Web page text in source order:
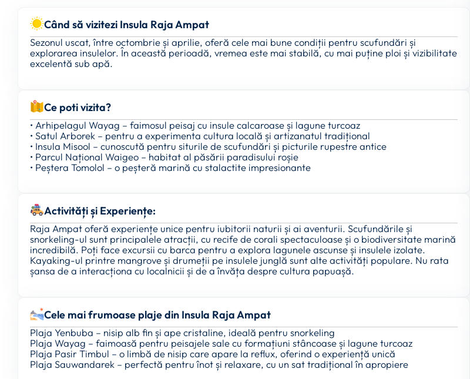
Când să vizitezi Insula Raja Ampat
Sezonul uscat, între octombrie și aprilie, oferă cele mai bune condiții pentru scufundări și
explorarea insulelor. În această perioadă, vremea este mai stabilă, cu mai puține ploi și vizibilitate
excelentă sub apă.
Ce poti vizita?
• Arhipelagul Wayag – faimosul peisaj cu insule calcaroase și lagune turcoaz
• Satul Arborek – pentru a experimenta cultura locală și artizanatul tradițional
• Insula Misool – cunoscută pentru siturile de scufundări și picturile rupestre antice
• Parcul Național Waigeo – habitat al păsării paradisului roșie
• Peștera Tomolol – o peșteră marină cu stalactite impresionante
Activități și Experiențe:
Raja Ampat oferă experiențe unice pentru iubitorii naturii și ai aventurii. Scufundările și
snorkeling-ul sunt principalele atracții, cu recife de corali spectaculoase și o biodiversitate marină
incredibilă. Poți face excursii cu barca pentru a explora lagunele ascunse și insulele izolate.
Kayaking-ul printre mangrove și drumeții pe insulele junglă sunt alte activități populare. Nu rata
șansa de a interacționa cu localnicii și de a învăța despre cultura papuașă.
Cele mai frumoase plaje din Insula Raja Ampat
Plaja Yenbuba – nisip alb fin și ape cristaline, ideală pentru snorkeling
Plaja Wayag – faimoasă pentru peisajele sale cu formațiuni stâncoase și lagune turcoaz
Plaja Pasir Timbul – o limbă de nisip care apare la reflux, oferind o experiență unică
Plaja Sauwandarek – perfectă pentru înot și relaxare, cu un sat tradițional în apropiere